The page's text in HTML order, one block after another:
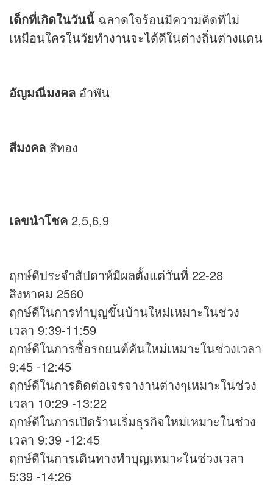
เด็กที่เกิดในวันนี้ ฉลาดใจร้อนมีความคิดที่ไม่
เหมือนใครในวัยทำงานจะได้ดีในต่างถิ่นต่างแดน
อัญมณีมงคล อำพัน
สีมงคล สีทอง
เลขนำโชค 2,5,6,9
ฤกษ์ดีประจำสัปดาห์มีผลตั้งแต่วันที่ 22-28
สิงหาคม 2560
ฤกษ์ดีในการทำบุญขึ้นบ้านใหม่เหมาะในช่วง
เวลา 9:39-11:59
ฤกษ์ดีในการซื้อรถยนต์คันใหม่เหมาะในช่วงเวลา
9:45 -12:45
ฤกษ์ดีในการติดต่อเจรจางานต่างๆเหมาะในช่วง
เวลา 10:29 -13:22
ฤกษ์ดีในการเปิดร้านเริ่มธุรกิจใหม่เหมาะในช่วง
เวลา 9:39 -12:45
ฤกษ์ดีในการเดินทางทำบุญเหมาะในช่วงเวลา
5:39 -14:26